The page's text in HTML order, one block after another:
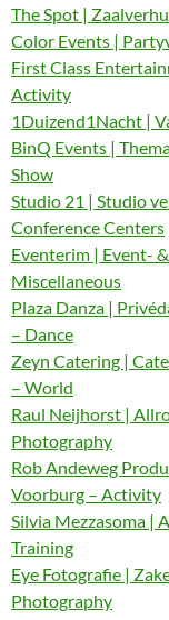
The Spot |
Color Events |
First Class
Activity
1Duizend1Nacht |
BinQ Events |
Show
Studio 21 | Studio
Conference Centers
Eventerim | Event-
Miscellaneous
Plaza Danza |
– Dance
Zeyn Catering |
– World
Raul Neijhorst |
Photography
Rob Andeweg
Voorburg – Activity
Silvia Mezzasoma |
Training
Eye Fotografie |
Photography